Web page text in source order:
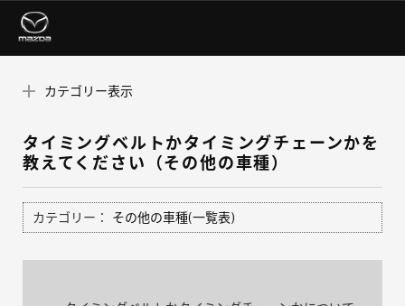
カテゴリー表示
タイミングベルトかタイミングチェーンかを
教えてください（その他の車種）
カテゴリー： その他の車種(一覧表)